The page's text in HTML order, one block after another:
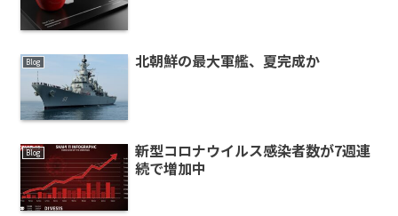
Blog 北朝鮮の最大軍艦、夏完成か
Blog
新型コロナウイルス感染者数が7週連
続で増加中